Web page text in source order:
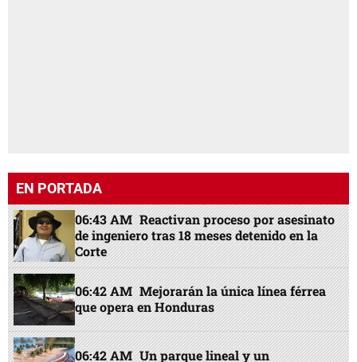
EN PORTADA
06:43 AM Reactivan proceso por asesinato
de ingeniero tras 18 meses detenido en la
Corte
06:42 AM Mejorarán la única línea férrea
que opera en Honduras
06:42 AM Un parque lineal y un